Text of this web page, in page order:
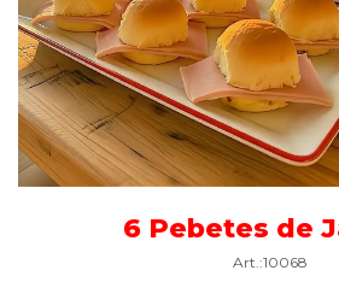
6 Pebetes de
10068